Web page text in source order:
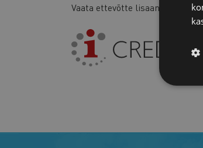
Vaata ettevõtte lisaandmeid: